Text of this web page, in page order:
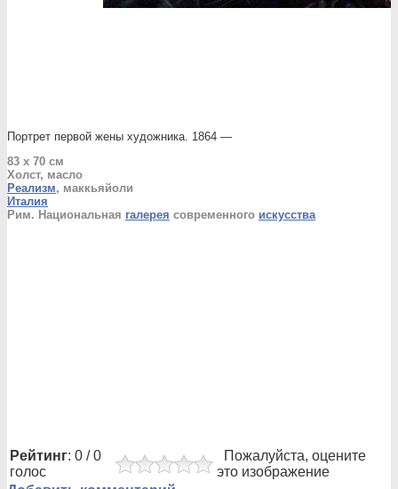
Портрет первой жены художника. 1864 —
83 x 70 см
Холст, масло
Реализм, маккьяйоли
Италия
Рим. Национальная галерея современного искусства
Рейтинг: 0 / 0
голос
Пожалуйста, оцените
это изображение